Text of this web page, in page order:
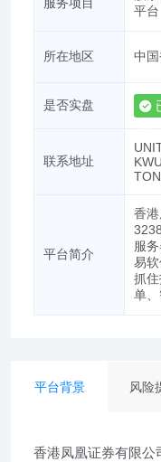
平台
所在地区 中
是否实盘
证
联系地址
平台简介
香
服
易
抓
单、
平台背景 风险
香港凤凰证券有限公